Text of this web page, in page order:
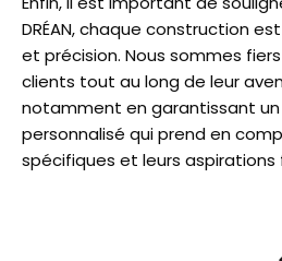
DRÉAN, chaque construction
et précision. Nous sommes
clients tout au long de leur
notamment en garantissant
personnalisé qui prend en
spécifiques et leurs aspirations